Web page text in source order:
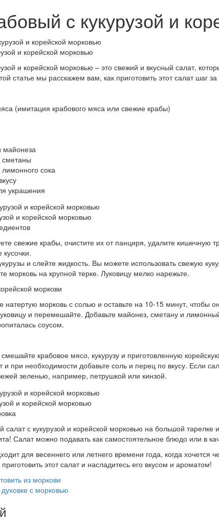
с кукурузой и
и корейской морковью
и корейской морковью – это свежий и вкусный салат,
статье мы расскажем вам, как приготовить этот салат шаг
(имитация крабового мяса или свежие крабы)
майонеза
сметаны
сока
украшения
и корейской морковью
свежие крабы, очистите их от панциря, удалите кишечную
и слейте жидкость. Вы можете использовать свежую
морковь на крупной терке. Луковицу мелко нарежьте.
моркови
натертую морковь с солью и оставьте на 10-15 минут, чтобы
и перемешайте. Добавьте майонез, сметану и
соусом.
крабовое мясо, кукурузу и приготовленную
и при необходимости добавьте соль и перец по вкусу. Если
зеленью, например, петрушкой или кинзой.
и корейской морковью
салат с кукурузой и корейской морковью на большой тарелке
Салат можно подавать как самостоятельное блюдо или в
для весеннего или летнего времени года, когда
этот салат и насладитесь его вкусом и ароматом!
из моркови
с морковью